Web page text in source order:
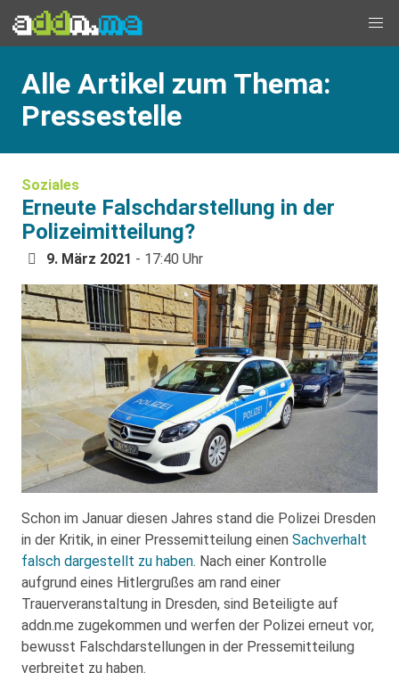
Alle Artikel zum Thema:
Pressestelle
Soziales
Erneute Falschdarstellung in der
Polizeimitteilung?
9. März 2021 - 17:40 Uhr
Schon im Januar diesen Jahres stand die Polizei Dresden
in der Kritik, in einer Pressemitteilung einen Sachverhalt
falsch dargestellt zu haben. Nach einer Kontrolle
aufgrund eines Hitlergrußes am rand einer
Trauerveranstaltung in Dresden, sind Beteiligte auf
addn.me zugekommen und werfen der Polizei erneut vor,
bewusst Falschdarstellungen in der Pressemitteilung
verbreitet zu haben.